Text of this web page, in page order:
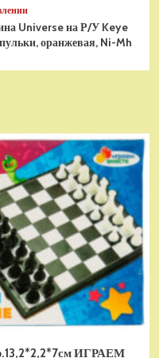
Universe на Р/У Keye
оранжевая, Ni-Mh
модель
1/16
III (Германия) HC
боя) V3 2.4G RTR,
IR3.0
танк Torro
1к16
ИГРАЕМ